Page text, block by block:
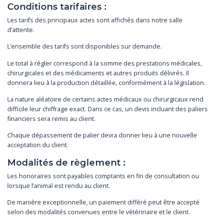
Conditions tarifaires :
Les tarifs des principaux actes sont affichés dans notre salle
d’attente.
L’ensemble des tarifs sont disponibles sur demande.
Le total à régler correspond à la somme des prestations médicales,
chirurgicales et des médicaments et autres produits délivrés. Il
donnera lieu à la production détaillée, conformément à la législation.
La nature aléatoire de certains actes médicaux ou chirurgicaux rend
difficile leur chiffrage exact. Dans ce cas, un devis incluant des paliers
financiers sera remis au client.
Chaque dépassement de palier devra donner lieu à une nouvelle
acceptation du client.
Modalités de règlement :
Les honoraires sont payables comptants en fin de consultation ou
lorsque l’animal est rendu au client.
De manière exceptionnelle, un paiement différé peut être accepté
selon des modalités convenues entre le vétérinaire et le client.